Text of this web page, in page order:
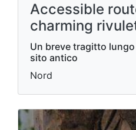
Accessible
charming
Un breve tragitto
sito antico
Nord